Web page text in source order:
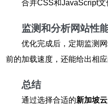
合并CSS和JavaScript
监测和分析网站性
优化完成后，定期监测
前的加载速度，还能给出相应
总结
通过选择合适的新加坡